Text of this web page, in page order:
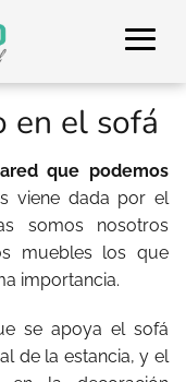
en el sofá
que podemos
viene dada por el
somos nosotros
muebles los que
importancia.
se apoya el sofá
de la estancia, y el